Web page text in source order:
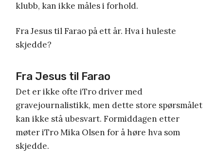
klubb, kan ikke måles i forhold.
Fra Jesus til Farao på ett år. Hva i huleste
skjedde?
Fra Jesus til Farao
Det er ikke ofte iTro driver med
gravejournalistikk, men dette store spørsmålet
kan ikke stå ubesvart. Formiddagen etter
møter iTro Mika Olsen for å høre hva som
skjedde.